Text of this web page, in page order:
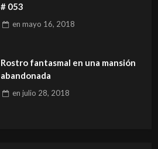
# 053
en mayo 16, 2018
Rostro fantasmal en una mansión
abandonada
en julio 28, 2018